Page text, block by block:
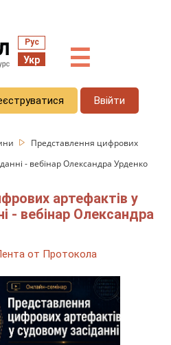
Рус
Укр ☰
Ввійти
Представлення цифрових
- вебінар Олександра Урденко
артефактів у
- вебінар Олександра
от Протокола